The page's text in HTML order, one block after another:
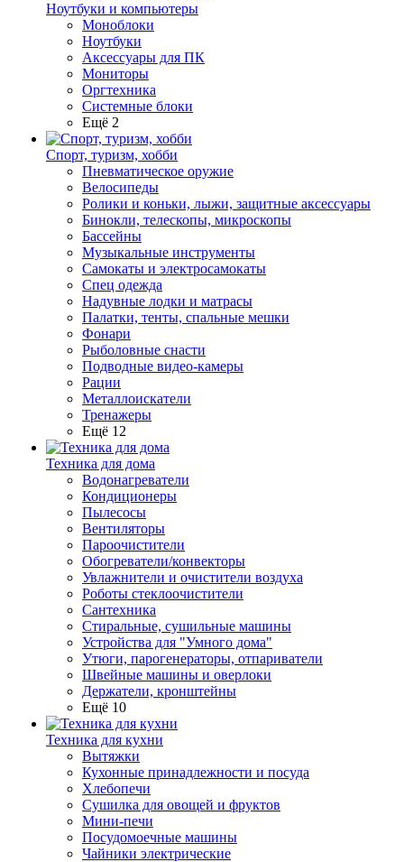
Ноутбуки и компьютеры
Моноблоки
Ноутбуки
Аксессуары для ПК
Мониторы
Оргтехника
Системные блоки
Ещё 2
Спорт, туризм, хобби
Пневматическое оружие
Велосипеды
Ролики и коньки, лыжи, защитные аксессуары
Бинокли, телескопы, микроскопы
Бассейны
Музыкальные инструменты
Самокаты и электросамокаты
Спец одежда
Надувные лодки и матрасы
Палатки, тенты, спальные мешки
Фонари
Рыболовные снасти
Подводные видео-камеры
Рации
Металлоискатели
Тренажеры
Ещё 12
Техника для дома
Водонагреватели
Кондиционеры
Пылесосы
Вентиляторы
Пароочистители
Обогреватели/конвекторы
Увлажнители и очистители воздуха
Роботы стеклоочистители
Сантехника
Стиральные, сушильные машины
Устройства для "Умного дома"
Утюги, парогенераторы, отпариватели
Швейные машины и оверлоки
Держатели, кронштейны
Ещё 10
Техника для кухни
Вытяжки
Кухонные принадлежности и посуда
Хлебопечи
Сушилка для овощей и фруктов
Мини-печи
Посудомоечные машины
Чайники электрические